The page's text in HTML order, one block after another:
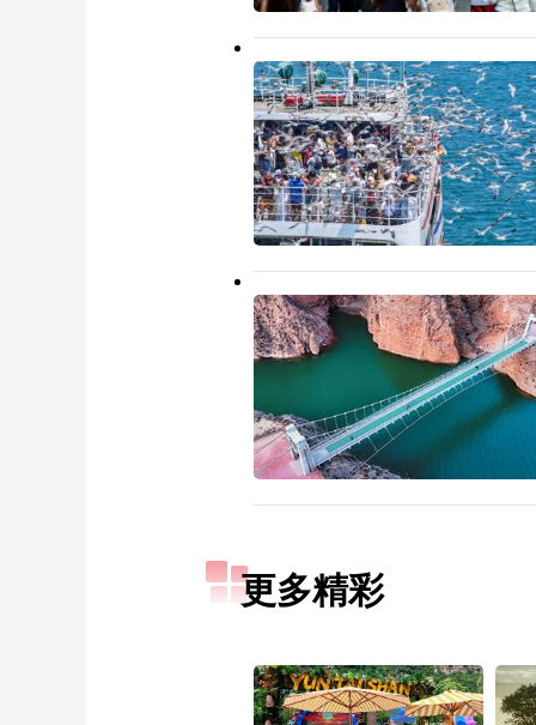
更多精彩